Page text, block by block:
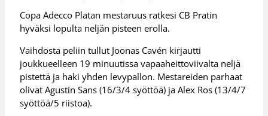
Copa Adecco Platan mestaruus ratkesi CB Pratin
hyväksi lopulta neljän pisteen erolla.
Vaihdosta peliin tullut Joonas Cavén kirjautti
joukkueelleen 19 minuutissa vapaaheittoviivalta neljä
pistettä ja haki yhden levypallon. Mestareiden parhaat
olivat Agustín Sans (16/3/4 syöttöä) ja Alex Ros (13/4/7
syöttöä/5 riistoa).